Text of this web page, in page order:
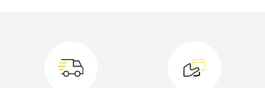
Цветовое решение: венге